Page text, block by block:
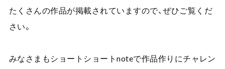
たくさんの作品が掲載されていますので、ぜひご覧くだ
さい。
みなさまもショートショートnoteで作品作りにチャレン